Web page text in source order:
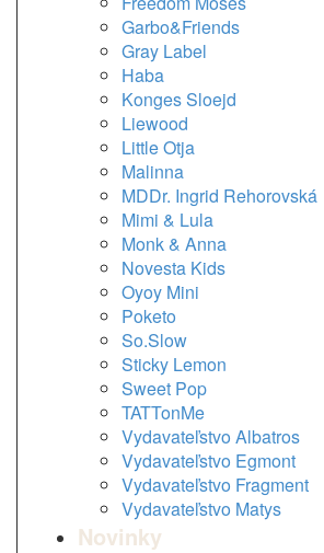
Garbo&Friends
Gray Label
Haba
Konges Sloejd
Liewood
Little Otja
Malinna
MDDr. Ingrid Rehorovská
Mimi & Lula
Monk & Anna
Novesta Kids
Oyoy Mini
Poketo
So.Slow
Sticky Lemon
Sweet Pop
TATTonMe
Vydavateľstvo Albatros
Vydavateľstvo Egmont
Vydavateľstvo Fragment
Vydavateľstvo Matys
Novinky